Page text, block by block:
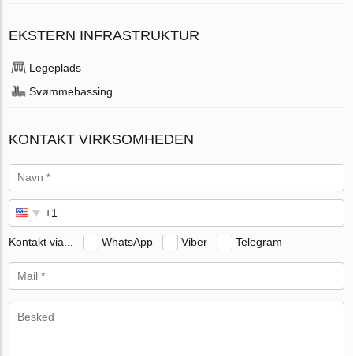
EKSTERN INFRASTRUKTUR
Legeplads
Svømmebassing
KONTAKT VIRKSOMHEDEN
Kontakt via... WhatsApp Viber Telegram